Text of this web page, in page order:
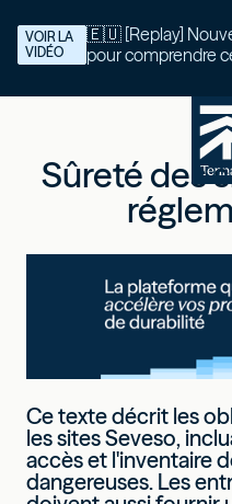
🇪🇺 [Replay] Nouveaux
pour comprendre
VOIR LA
VIDÉO
Sûreté des
Ce texte décrit les
les sites Seveso,
accès et l'inventaire
dangereuses. Les